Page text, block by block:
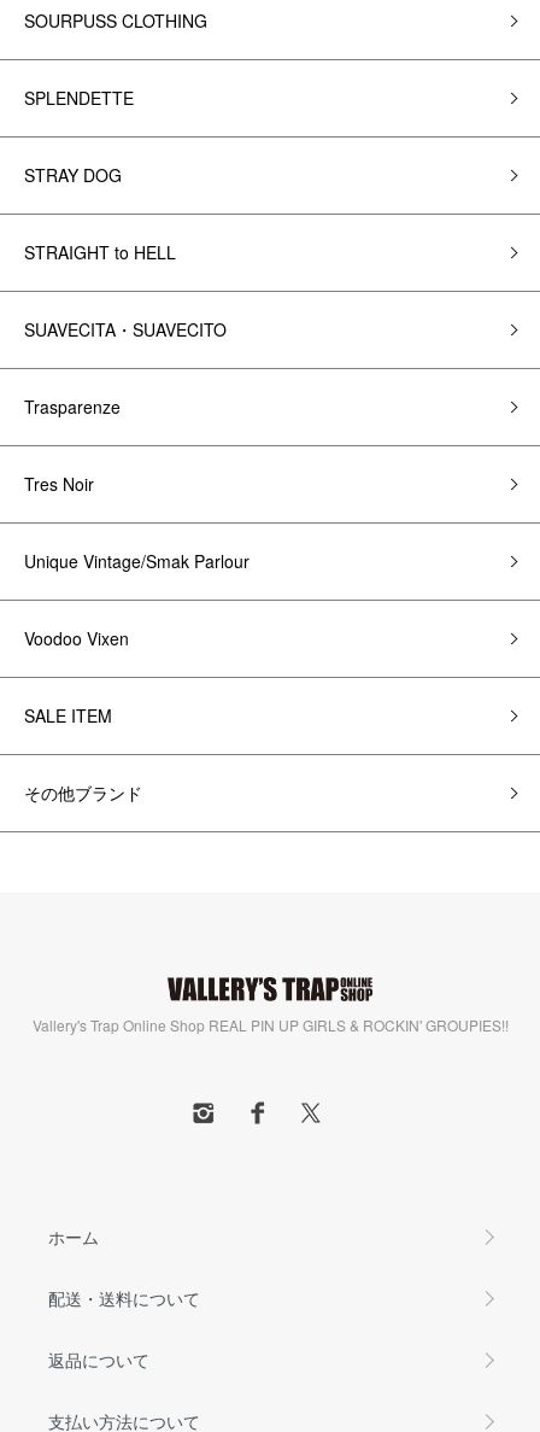
SOURPUSS CLOTHING
SPLENDETTE
STRAY DOG
STRAIGHT to HELL
SUAVECITA・SUAVECITO
Trasparenze
Tres Noir
Unique Vintage/Smak Parlour
Voodoo Vixen
SALE ITEM
その他ブランド
Vallery's Trap Online Shop REAL PIN UP GIRLS & ROCKIN' GROUPIES!!
ホーム
配送・送料について
返品について
支払い方法について